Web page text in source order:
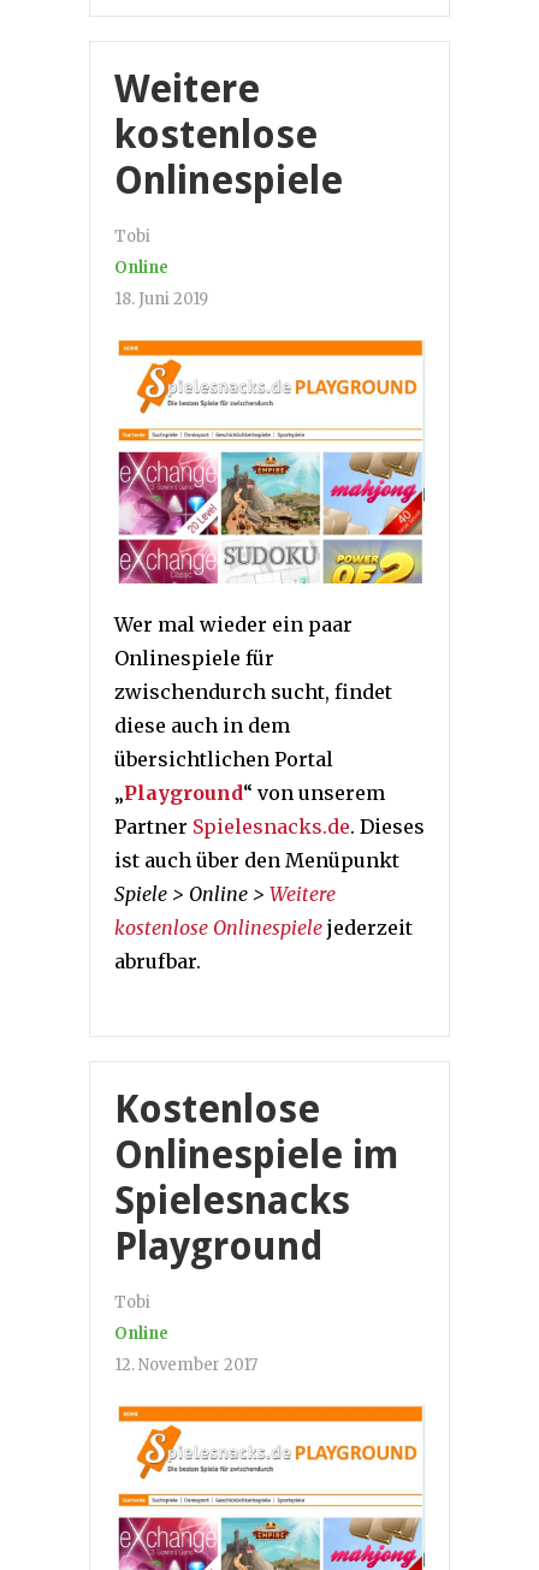
Weitere
kostenlose
Onlinespiele
Tobi
Online
18. Juni 2019
Wer mal wieder ein paar
Onlinespiele für
zwischendurch sucht, findet
diese auch in dem
übersichtlichen Portal
„Playground“ von unserem
Partner Spielesnacks.de. Dieses
ist auch über den Menüpunkt
Spiele > Online > Weitere
kostenlose Onlinespiele jederzeit
abrufbar.
Kostenlose
Onlinespiele im
Spielesnacks
Playground
Tobi
Online
12. November 2017